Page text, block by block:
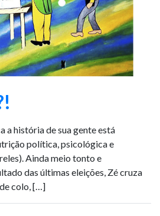
a história de sua gente está
política, psicológica e
Ainda meio tonto e
das últimas eleições, Zé cruza
colo, […]